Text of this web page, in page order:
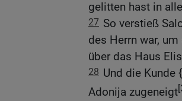
gelitten hast in
27 So verstieß
des Herrn war,
über das Haus
28 Und die Kunde
Adonija zugeneigt